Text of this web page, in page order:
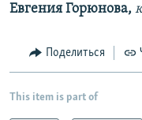
Евгения Горюнова,
Поделиться
This item is part of